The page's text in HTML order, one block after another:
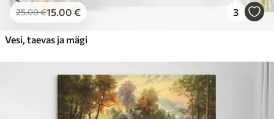
25.00€15.00 € 3
Vesi, taevas ja mägi